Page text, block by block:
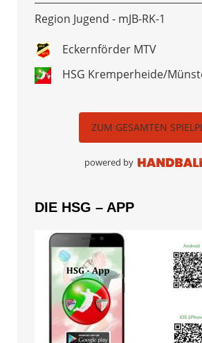
Region Jugend - mJB-RK-1
Eckernförder MTV
ZUM GESAMTEN
powered by
DIE HSG – APP